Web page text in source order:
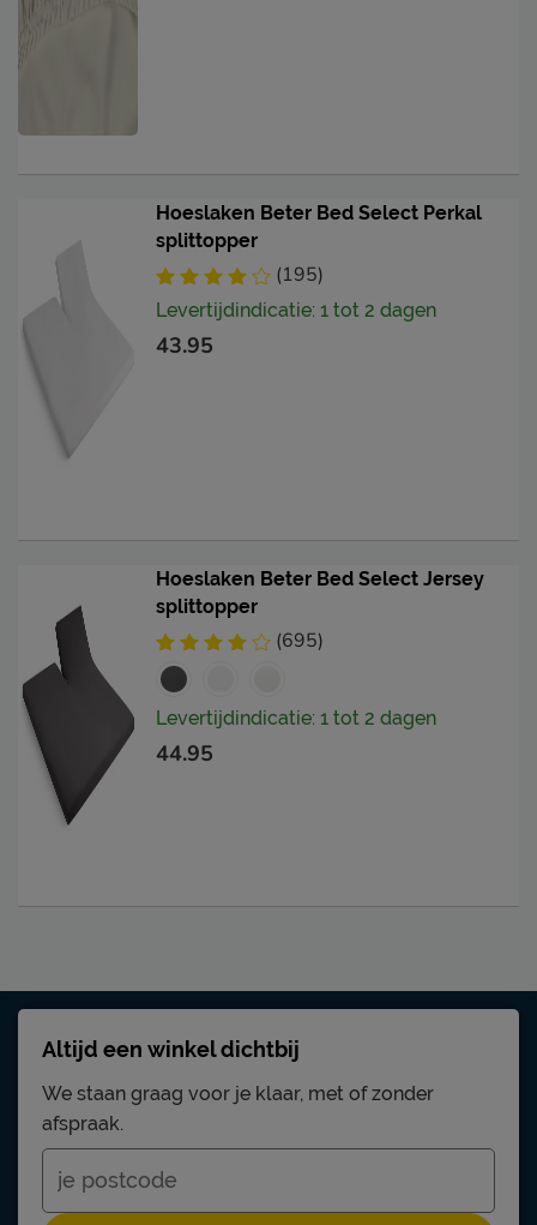
Hoeslaken Beter Bed Select Perkal
splittopper
(195)
Levertijdindicatie: 1 tot 2 dagen
43.95
Hoeslaken Beter Bed Select Jersey
splittopper
(695)
Levertijdindicatie: 1 tot 2 dagen
44.95
Altijd een winkel dichtbij
We staan graag voor je klaar, met of zonder
afspraak.